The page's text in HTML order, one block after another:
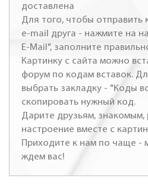
доставлена
Для того, чтобы отправить
e-mail друга - нажмите на
E-Mail", заполните
Картинку с сайта можно
форум по кодам вставок.
выбрать закладку - "Коды
скопировать нужный код.
Дарите друзьям,
настроение вместе с
Приходите к нам по чаще -
ждем вас!